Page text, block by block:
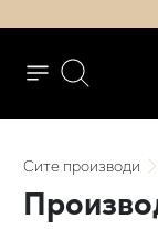
Ситепроизводи